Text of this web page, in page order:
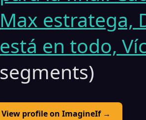
Max estratega,
está en todo,
segments)
View profile on ImagineIf →